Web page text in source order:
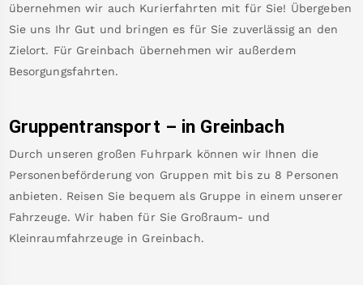
übernehmen wir auch Kurierfahrten mit für Sie! Übergeben
Sie uns Ihr Gut und bringen es für Sie zuverlässig an den
Zielort. Für Greinbach übernehmen wir außerdem
Besorgungsfahrten.
Gruppentransport – in Greinbach
Durch unseren großen Fuhrpark können wir Ihnen die
Personenbeförderung von Gruppen mit bis zu 8 Personen
anbieten. Reisen Sie bequem als Gruppe in einem unserer
Fahrzeuge. Wir haben für Sie Großraum- und
Kleinraumfahrzeuge in Greinbach.